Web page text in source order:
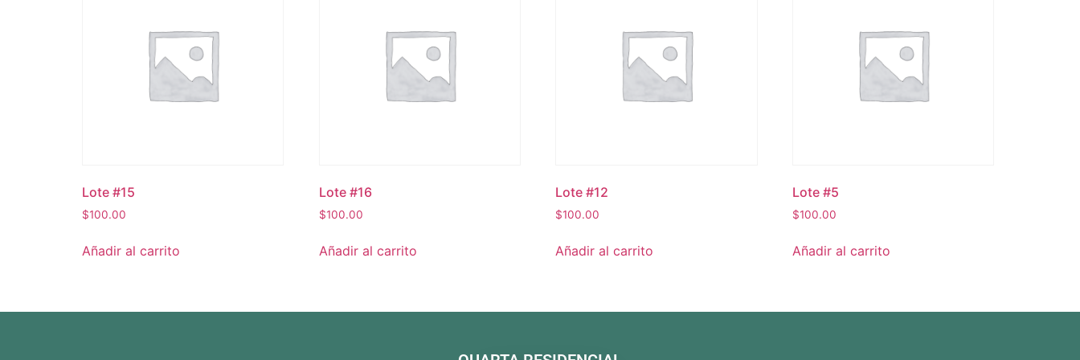
Lote #15
$100.00
Añadir al carrito
Lote #16
$100.00
Añadir al carrito
Lote #12
$100.00
Añadir al carrito
Lote #5
$100.00
Añadir al carrito